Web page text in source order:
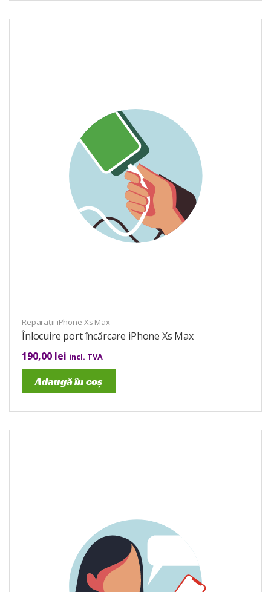
Reparații iPhone Xs Max
Înlocuire port încărcare iPhone Xs Max
190,00 lei incl. TVA
Adaugă în coș